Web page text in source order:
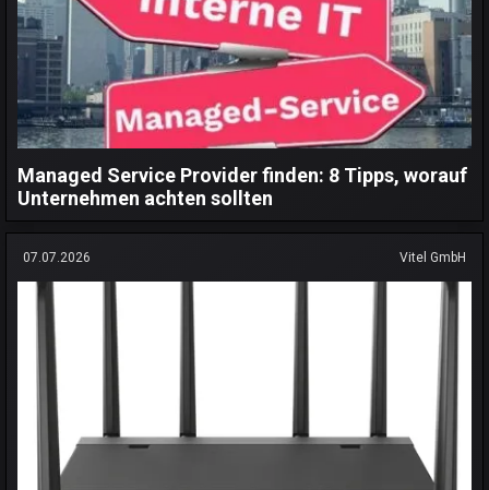
Managed Service Provider finden: 8 Tipps, worauf
Unternehmen achten sollten
07.07.2026 Vitel GmbH